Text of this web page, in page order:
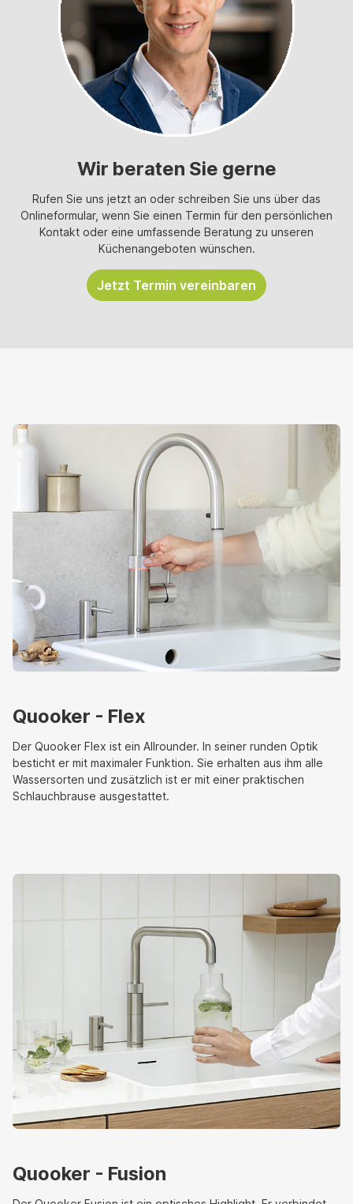
Wir beraten Sie gerne
Rufen Sie uns jetzt an oder schreiben Sie uns über das
Onlineformular, wenn Sie einen Termin für den persönlichen
Kontakt oder eine umfassende Beratung zu unseren
Küchenangeboten wünschen.
Jetzt Termin vereinbaren
Quooker - Flex
Der Quooker Flex ist ein Allrounder. In seiner runden Optik
besticht er mit maximaler Funktion. Sie erhalten aus ihm alle
Wassersorten und zusätzlich ist er mit einer praktischen
Schlauchbrause ausgestattet.
Quooker - Fusion